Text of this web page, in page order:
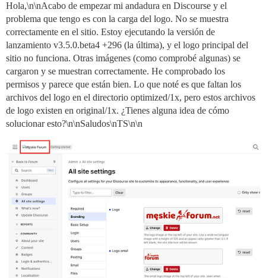
Hola,\n\nAcabo de empezar mi andadura en Discourse y el
problema que tengo es con la carga del logo. No se muestra
correctamente en el sitio. Estoy ejecutando la versión de
lanzamiento v3.5.0.beta4 +296 (la última), y el logo principal del
sitio no funciona. Otras imágenes (como comprobé algunas) se
cargaron y se muestran correctamente. He comprobado los
permisos y parece que están bien. Lo que noté es que faltan los
archivos del logo en el directorio optimized/1x, pero estos archivos
de logo existen en original/1x. ¿Tienes alguna idea de cómo
solucionar esto?\n\nSaludos\nTS\n\n